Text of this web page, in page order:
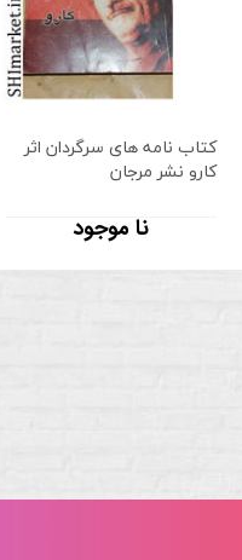
کتاب نامه های سرگردان اثر
کارو نشر مرجان
نا موجود